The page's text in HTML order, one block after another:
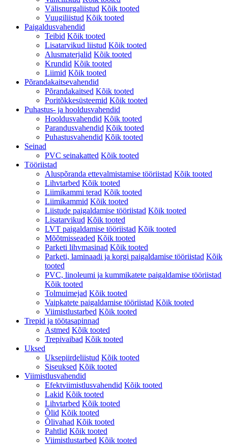
Välisnurgaliistud Kõik tooted
Vuugiliistud Kõik tooted
Paigaldusvahendid
Teibid Kõik tooted
Lisatarvikud liistud Kõik tooted
Alusmaterjalid Kõik tooted
Krundid Kõik tooted
Liimid Kõik tooted
Põrandakaitsevahendid
Põrandakaitsed Kõik tooted
Poritõkkesüsteemid Kõik tooted
Puhastus- ja hooldusvahendid
Hooldusvahendid Kõik tooted
Parandusvahendid Kõik tooted
Puhastusvahendid Kõik tooted
Seinad
PVC seinakatted Kõik tooted
Tööriistad
Aluspõranda ettevalmistamise tööriistad Kõik tooted
Lihvtarbed Kõik tooted
Liimikammi terad Kõik tooted
Liimikammid Kõik tooted
Liistude paigaldamise tööriistad Kõik tooted
Lisatarvikud Kõik tooted
LVT paigaldamise tööriistad Kõik tooted
Mõõtmisseaded Kõik tooted
Parketi lihvmasinad Kõik tooted
Parketi, laminaadi ja korgi paigaldamise tööriistad Kõik
tooted
PVC, linoleumi ja kummikatete paigaldamise tööriistad
Kõik tooted
Tolmuimejad Kõik tooted
Vaipkatete paigaldamise tööriistad Kõik tooted
Viimistlustarbed Kõik tooted
Trepid ja töötasapinnad
Astmed Kõik tooted
Trepivaibad Kõik tooted
Uksed
Uksepiirdeliistud Kõik tooted
Siseuksed Kõik tooted
Viimistlusvahendid
Efektviimistlusvahendid Kõik tooted
Lakid Kõik tooted
Lihvtarbed Kõik tooted
Õlid Kõik tooted
Õlivahad Kõik tooted
Pahtlid Kõik tooted
Viimistlustarbed Kõik tooted